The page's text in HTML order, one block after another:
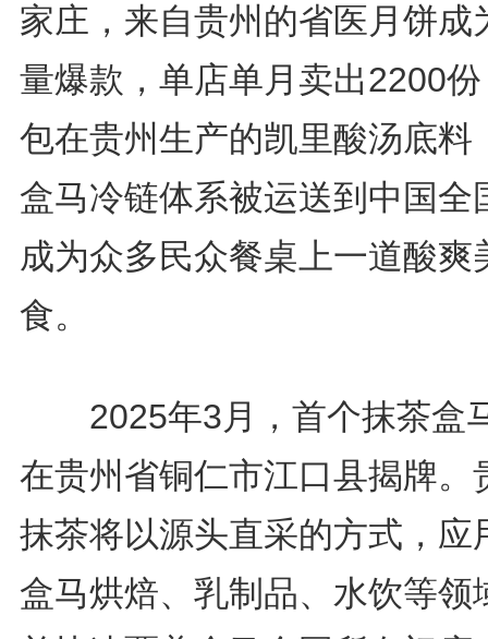
家庄，来自贵州的省医月饼成
量爆款，单店单月卖出2200
包在贵州生产的凯里酸汤底料
盒马冷链体系被运送到中国全
成为众多民众餐桌上一道酸爽
食。
2025年3月，首个抹茶盒
在贵州省铜仁市江口县揭牌。
抹茶将以源头直采的方式，应
盒马烘焙、乳制品、水饮等领